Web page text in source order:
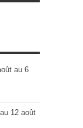
au 6
12 août